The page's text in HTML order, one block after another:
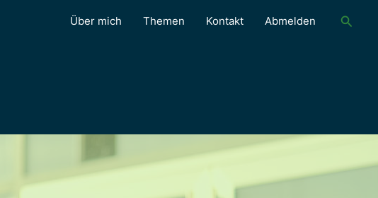
Über mich Themen Kontakt Abmelden